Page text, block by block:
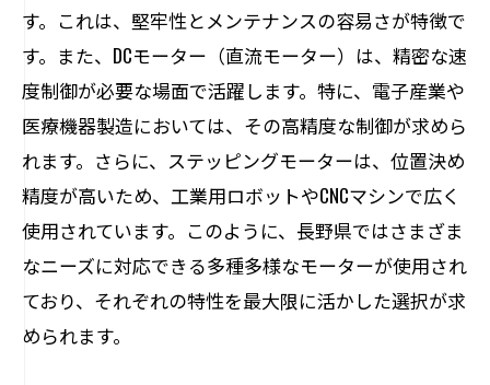
す。これは、堅牢性とメンテナンスの容易さが特徴で
す。また、DCモーター（直流モーター）は、精密な速
度制御が必要な場面で活躍します。特に、電子産業や
医療機器製造においては、その高精度な制御が求めら
れます。さらに、ステッピングモーターは、位置決め
精度が高いため、工業用ロボットやCNCマシンで広く
使用されています。このように、長野県ではさまざま
なニーズに対応できる多種多様なモーターが使用され
ており、それぞれの特性を最大限に活かした選択が求
められます。